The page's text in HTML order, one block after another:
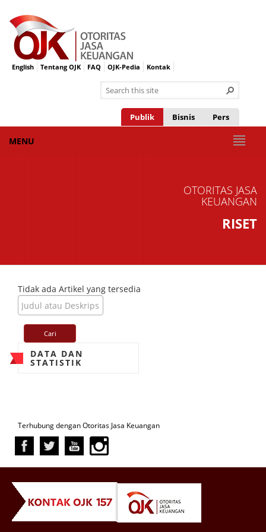
English Tentang OJK FAQ OJK-Pedia Kontak
Pers
Bisnis
Publik
MENU
OTORITAS JASA
KEUANGAN
RISET
Tidak ada Artikel yang tersedia
DATA DAN
STATISTIK
Terhubung dengan Otoritas Jasa Keuangan